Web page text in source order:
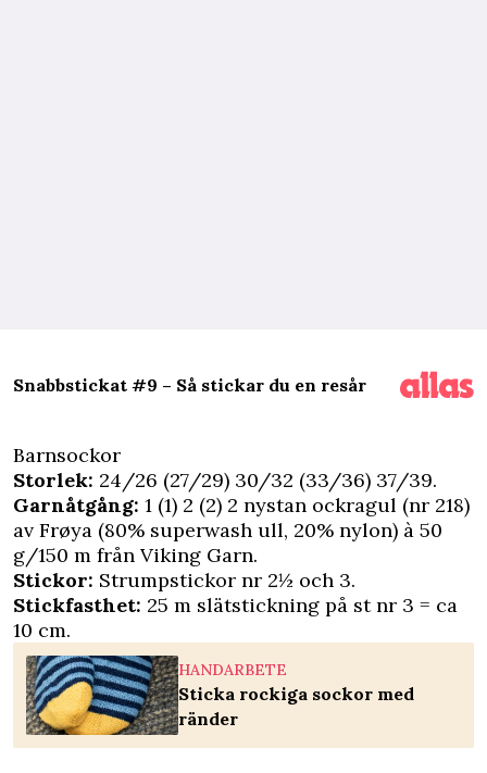
Snabbstickat #9 – Så stickar du en resår
Barnsockor
Storlek: 24/26 (27/29) 30/32 (33/36) 37/39.
Garnåtgång: 1 (1) 2 (2) 2 nystan ockragul (nr 218)
av Frøya (80% superwash ull, 20% nylon) à 50
g/150 m från Viking Garn.
Stickor: Strumpstickor nr 2½ och 3.
Stickfasthet: 25 m slätstickning på st nr 3 = ca
10 cm.
HANDARBETE
Sticka rockiga sockor med
ränder